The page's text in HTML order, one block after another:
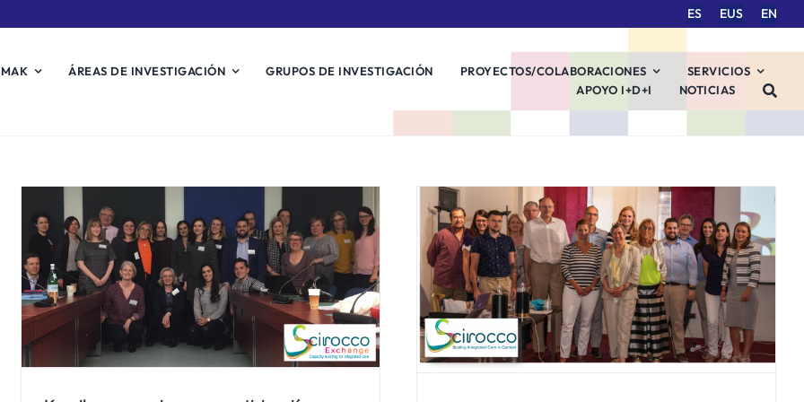
ES EUS EN
ÁREAS DE INVESTIGACIÓN GRUPOS DE INVESTIGACIÓN PROYECTOS/COLABORACIONES
SERVICIOS
APOYO I+D+I
NOTICIAS
El consorcio de Scirocco se
reúne en Bari para celebrar
la segunda asamblea
general.
Noticias Biosistemak